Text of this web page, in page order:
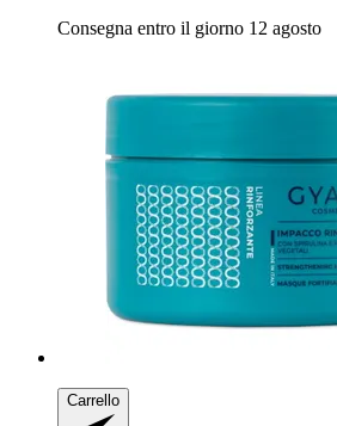
Consegna entro il giorno 12 agosto
Carrello